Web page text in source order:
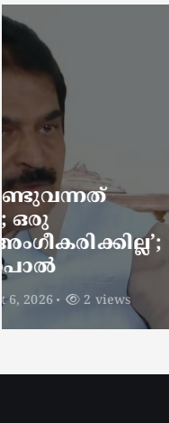
Kerala
ജനകീയ
നഴ്സിന്
അണലിയുടെ
ഡ്യൂട്ടിക്കിടെ
Bysakhionline